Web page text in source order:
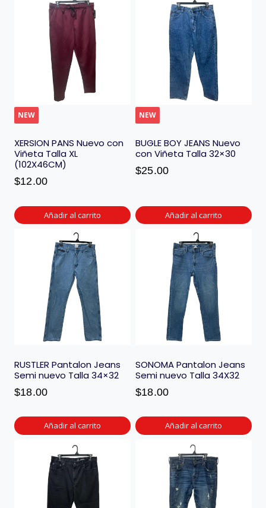
NEW
XERSION PANS Nuevo con
Viñeta Talla XL
(102X46CM)
$12.00
Añadir al carrito
NEW
BUGLE BOY JEANS Nuevo
con Viñeta Talla 32×30
$25.00
Añadir al carrito
RUSTLER Pantalon Jeans
Semi nuevo Talla 34×32
$18.00
Añadir al carrito
SONOMA Pantalon Jeans
Semi nuevo Talla 34X32
$18.00
Añadir al carrito